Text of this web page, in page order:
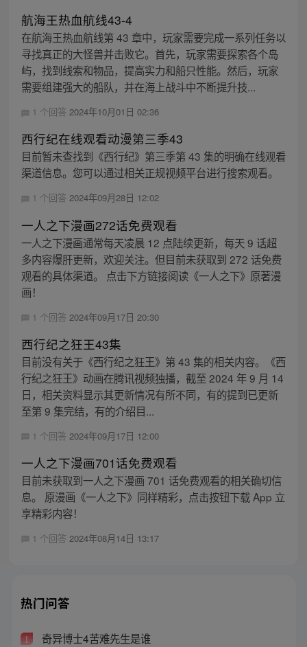
航海王热血航线43-4
在航海王热血航线第 43 章中，玩家需要完成一系列任务以
寻找真正的大怪兽并击败它。首先，玩家需要探索各个岛
屿，找到线索和物品，提高实力和船只性能。然后，玩家
需要组建强大的船队，并在海上战斗中不断提升技...
1 个回答 2024年10月01日 02:36
西行纪在线观看动漫第三季43
目前暂未查找到《西行纪》第三季第 43 集的明确在线观看
渠道信息。您可以通过相关正规视频平台进行搜索观看。
1 个回答 2024年09月28日 12:02
一人之下漫画272话免费观看
一人之下漫画通常每天凌晨 12 点陆续更新，每天 9 话超
多内容爆肝更新，欢迎关注。但目前未获取到 272 话免费
观看的具体渠道。 点击下方链接阅读《一人之下》原著漫
画！
1 个回答 2024年09月17日 20:30
西行纪之狂王43集
目前没有关于《西行纪之狂王》第 43 集的相关内容。《西
行纪之狂王》动画在腾讯视频独播，截至 2024 年 9 月 14
日，相关资料显示其更新情况有所不同，有的提到已更新
至第 9 集完结，有的介绍目...
1 个回答 2024年09月17日 12:00
一人之下漫画701话免费观看
目前未获取到一人之下漫画 701 话免费观看的相关确切信
息。 原漫画《一人之下》同样精彩，点击按钮下载 App 立
享精彩内容！
1 个回答 2024年08月14日 13:17
热门问答
1 奇异博士4苦难先生是谁